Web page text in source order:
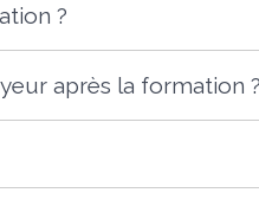
?
après la formation